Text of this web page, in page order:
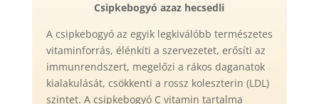
Csipkebogyó azaz hecsedli
A csipkebogyó az egyik legkiválóbb természetes
vitaminforrás, élénkíti a szervezetet, erősíti az
immunrendszert, megelőzi a rákos daganatok
kialakulását, csökkenti a rossz koleszterin (LDL)
szintet. A csipkebogyó C vitamin tartalma